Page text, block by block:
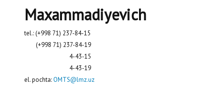
Maxammadiyevich
tel.: (+998 71) 237-84-15
(+998 71) 237-84-19
4-43-15
4-43-19
el. pochta:OMTS@lmz.uz